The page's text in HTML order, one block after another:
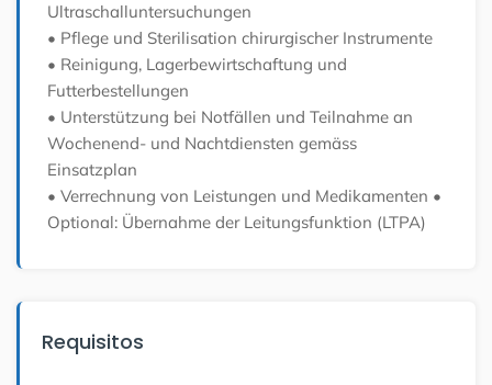
Ultraschalluntersuchungen
• Pflege und Sterilisation chirurgischer Instrumente
• Reinigung, Lagerbewirtschaftung und
Futterbestellungen
• Unterstützung bei Notfällen und Teilnahme an
Wochenend- und Nachtdiensten gemäss
Einsatzplan
• Verrechnung von Leistungen und Medikamenten •
Optional: Übernahme der Leitungsfunktion (LTPA)
Requisitos